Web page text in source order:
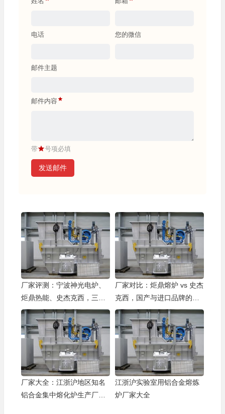
电话 您的微信
邮件主题
邮件内容
带 号项必填
发送邮件
厂家评测：宁波神光电炉、
炬鼎热能、史杰克西，三款
主流炉型实测对比
厂家对比：炬鼎熔炉 vs 史杰
克西，国产与进口品牌的优
劣势分析
厂家大全：江浙沪地区知名
铝合金集中熔化炉生产厂家
江浙沪实验室用铝合金熔炼
炉厂家大全